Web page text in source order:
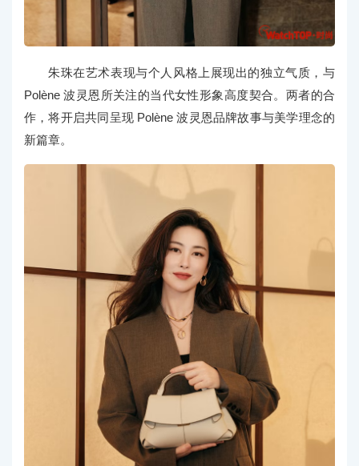
朱珠在艺术表现与个人风格上展现出的独立气质，与
Polène 波灵恩所关注的当代女性形象高度契合。两者的合
作，将开启共同呈现 Polène 波灵恩品牌故事与美学理念的
新篇章。